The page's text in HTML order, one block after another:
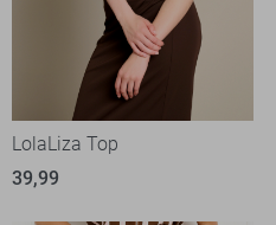
LolaLiza Top
39,99